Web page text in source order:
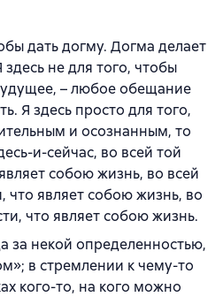
дать догму. Догма делает
не для того, чтобы
– любое обещание
Я здесь просто для того,
и осознанным, то
и-сейчас, во всей той
собою жизнь, во всей
что являет собою жизнь, во
что являет собою жизнь.
за некой определенностью,
в стремлении к чему-то
кого-то, на кого можно